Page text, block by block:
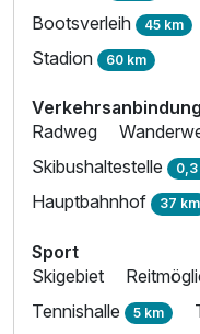
Bootsverleih 45 km
Stadion 60 km
Verkehrsanbindung
Radweg
Skibushaltestelle 0,3
Hauptbahnhof 37 km
Sport
Skigebiet
Tennishalle 5 km